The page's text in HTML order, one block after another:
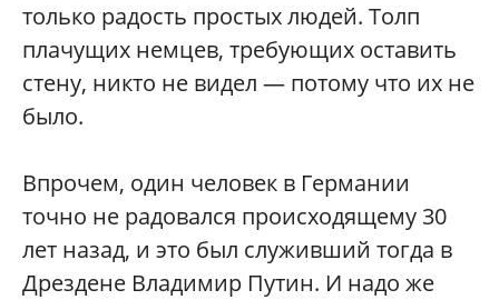
только радость простых людей. Толп
плачущих немцев, требующих оставить
стену, никто не видел — потому что их не
было.
Впрочем, один человек в Германии
точно не радовался происходящему 30
лет назад, и это был служивший тогда в
Дрездене Владимир Путин. И надо же